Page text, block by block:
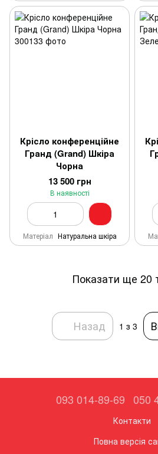
Крісло конференційне
Гранд (Grand) Шкіра
Чорна
13 500 грн
В наявності
Матеріал Натуральна шкіра
Показати ще 20
Назад 1 з 3
093 014-89-69 050
Контакти
Повна версія